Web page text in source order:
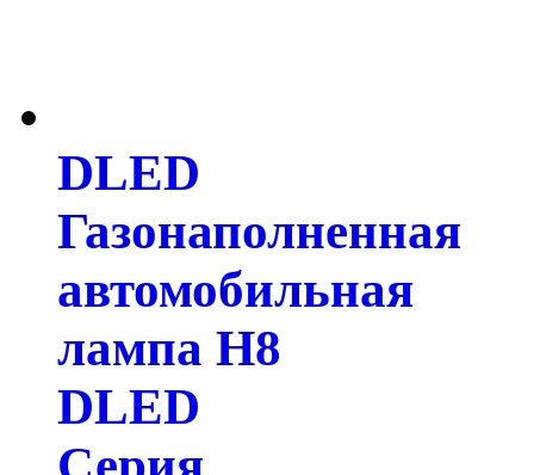
DLED
Газонаполненная
автомобильная
лампа H8
DLED